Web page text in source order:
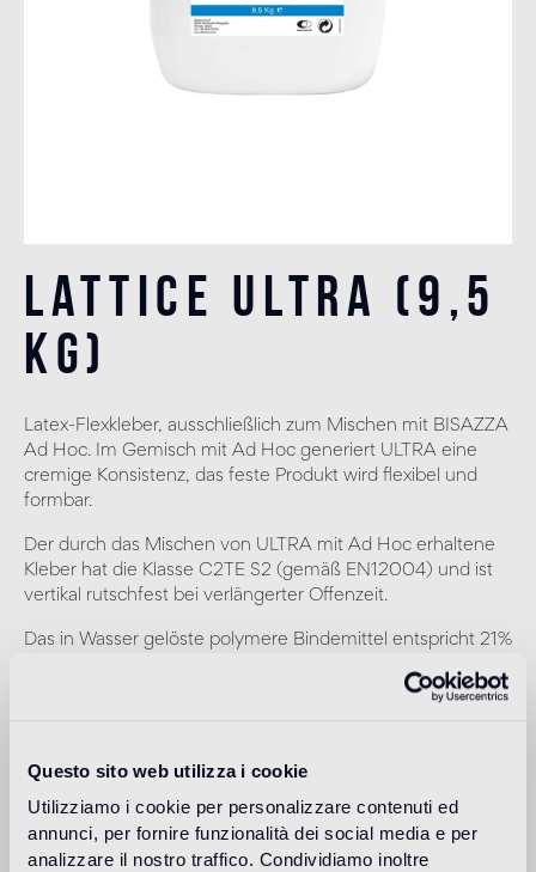
Questo sito web utilizza i cookie
Utilizziamo i cookie per personalizzare contenuti ed
annunci, per fornire funzionalità dei social media e per
analizzare il nostro traffico. Condividiamo inoltre
Lattice Ultra (9,5
Kg)
Latex-Flexkleber, ausschließlich zum Mischen mit BISAZZA
Ad Hoc. Im Gemisch mit Ad Hoc generiert ULTRA eine
cremige Konsistenz, das feste Produkt wird flexibel und
formbar.
Der durch das Mischen von ULTRA mit Ad Hoc erhaltene
Kleber hat die Klasse C2TE S2 (gemäß EN12004) und ist
vertikal rutschfest bei verlängerter Offenzeit.
Das in Wasser gelöste polymere Bindemittel entspricht 21%
ULTRA hat eine spezielle Formel zum Verkleben von
Mosaik BISAZZA auf Untergründen in Innen- und
Außenbereichen, die starken Temperaturschwankungen
ausgesetzt sind, und bietet eine besonders hohe